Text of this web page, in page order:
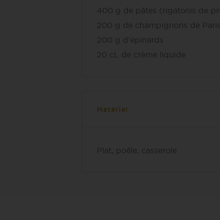
400 g de pâtes (rigatonis de
200 g de champignons de Paris
200 g d’épinards
20 cL de crème liquide
Matériel
Plat, poêle, casserole